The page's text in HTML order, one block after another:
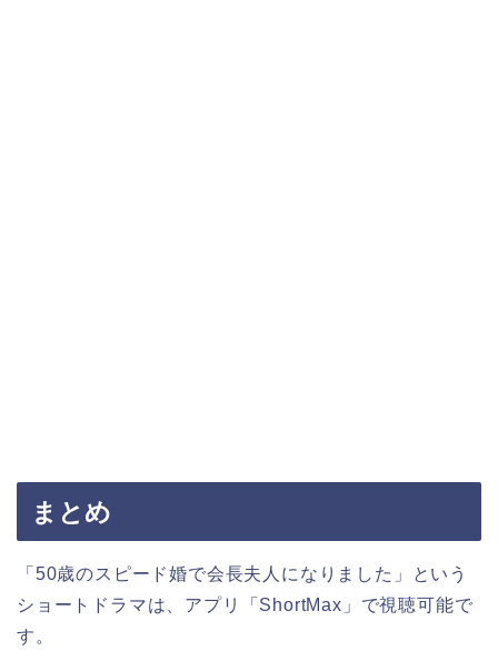
まとめ
「50歳のスピード婚で会長夫人になりました」という
ショートドラマは、アプリ「ShortMax」で視聴可能で
す。